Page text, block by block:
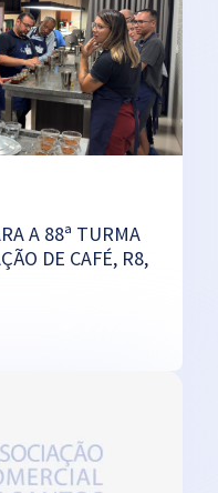
A 88ª TURMA
DE CAFÉ, R8,